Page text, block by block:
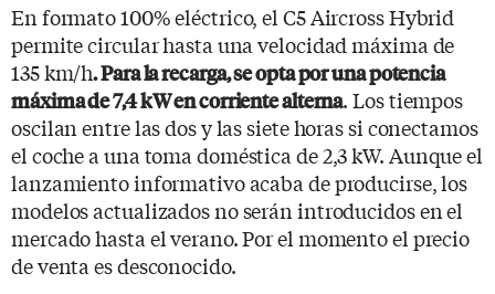
En formato 100% eléctrico, el C5 Aircross Hybrid
permite circular hasta una velocidad máxima de
135 km/h. Para la recarga, se opta por una potencia
máxima de 7,4 kW en corriente alterna. Los tiempos
oscilan entre las dos y las siete horas si conectamos
el coche a una toma doméstica de 2,3 kW. Aunque el
lanzamiento informativo acaba de producirse, los
modelos actualizados no serán introducidos en el
mercado hasta el verano. Por el momento el precio
de venta es desconocido.